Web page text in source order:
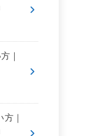
｜
｜